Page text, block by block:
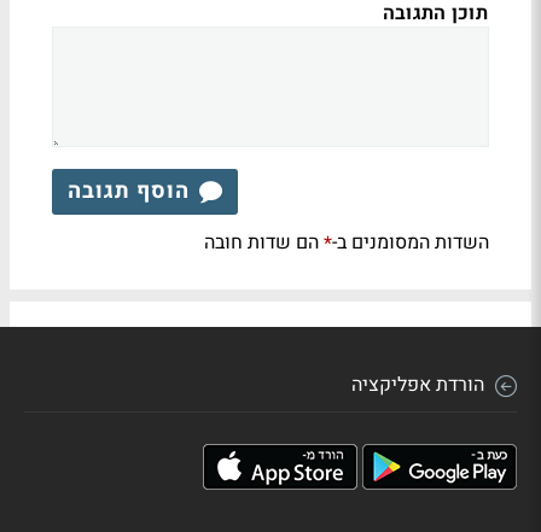
תוכן התגובה
הוסף תגובה
השדות המסומנים ב-*הם שדות חובה
הורדת אפליקציה